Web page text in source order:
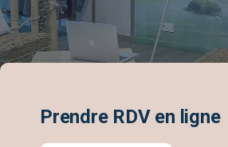
Prendre RDV en ligne